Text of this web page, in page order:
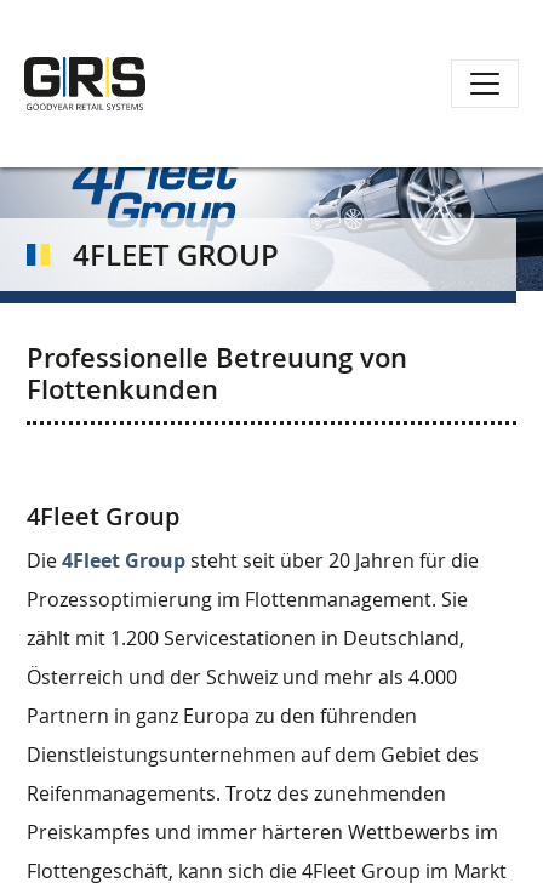
4FLEET GROUP
Professionelle Betreuung von
Flottenkunden
4Fleet Group
Die4Fleet Groupsteht seit über 20 Jahren für die
Prozessoptimierung im Flottenmanagement. Sie
zählt mit 1.200 Servicestationen in Deutschland,
Österreich und der Schweiz und mehr als 4.000
Partnern in ganz Europa zu den führenden
Dienstleistungsunternehmen auf dem Gebiet des
Reifenmanagements. Trotz des zunehmenden
Preiskampfes und immer härteren Wettbewerbs im
Flottengeschäft, kann sich die 4Fleet Group im Markt